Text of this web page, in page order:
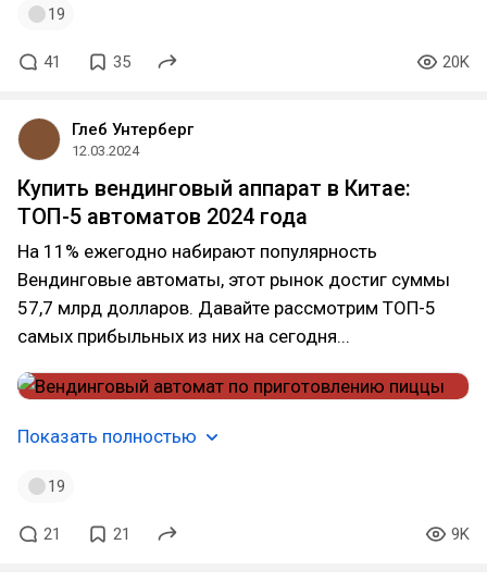
19
41 35 20K
Глеб Унтерберг
12.03.2024
Купить вендинговый аппарат в Китае:
ТОП-5 автоматов 2024 года
На 11% ежегодно набирают популярность
Вендинговые автоматы, этот рынок достиг суммы
57,7 млрд долларов. Давайте рассмотрим ТОП-5
самых прибыльных из них на сегодня...
Показать полностью
19
21 21 9K